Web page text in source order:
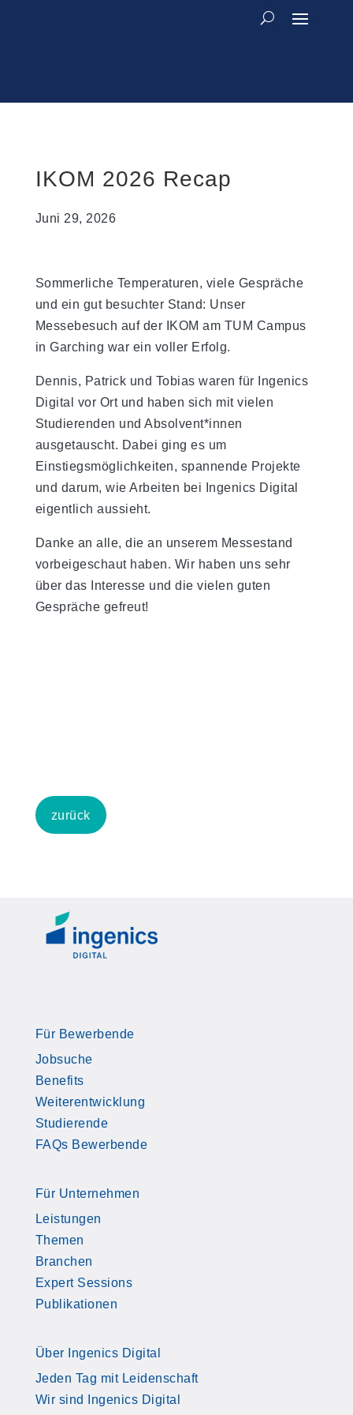
IKOM 2026 Recap
Juni 29, 2026
Sommerliche Temperaturen, viele Gespräche
und ein gut besuchter Stand: Unser
Messebesuch auf der IKOM am TUM Campus
in Garching war ein voller Erfolg.
Dennis, Patrick und Tobias waren für Ingenics
Digital vor Ort und haben sich mit vielen
Studierenden und Absolvent*innen
ausgetauscht. Dabei ging es um
Einstiegsmöglichkeiten, spannende Projekte
und darum, wie Arbeiten bei Ingenics Digital
eigentlich aussieht.
Danke an alle, die an unserem Messestand
vorbeigeschaut haben. Wir haben uns sehr
über das Interesse und die vielen guten
Gespräche gefreut!
zurück
Für Bewerbende
Jobsuche
Benefits
Weiterentwicklung
Studierende
FAQs Bewerbende
Für Unternehmen
Leistungen
Themen
Branchen
Expert Sessions
Publikationen
Über Ingenics Digital
Jeden Tag mit Leidenschaft
Wir sind Ingenics Digital